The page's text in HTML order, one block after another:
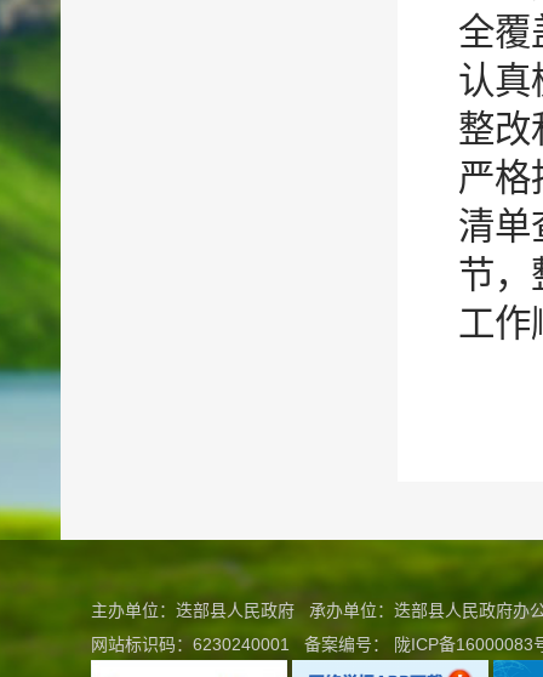
全覆
认真
整改
严格
清单
节，
工作
主办单位：迭部县人民政府 承办单位：迭部县人民政府
网站标识码：6230240001
备案编号： 陇ICP备16000083